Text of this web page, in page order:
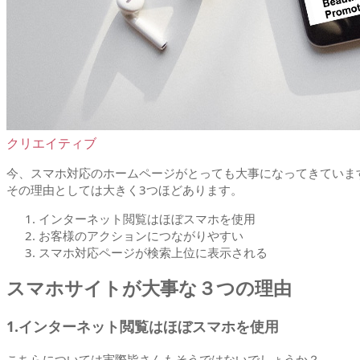
クリエイティブ
今、スマホ対応のホームページがとっても大事になってきていま
その理由としては大きく3つほどあります。
インターネット閲覧はほぼスマホを使用
お客様のアクションにつながりやすい
スマホ対応ページが検索上位に表示される
スマホサイトが大事な３つの理由
1.インターネット閲覧はほぼスマホを使用